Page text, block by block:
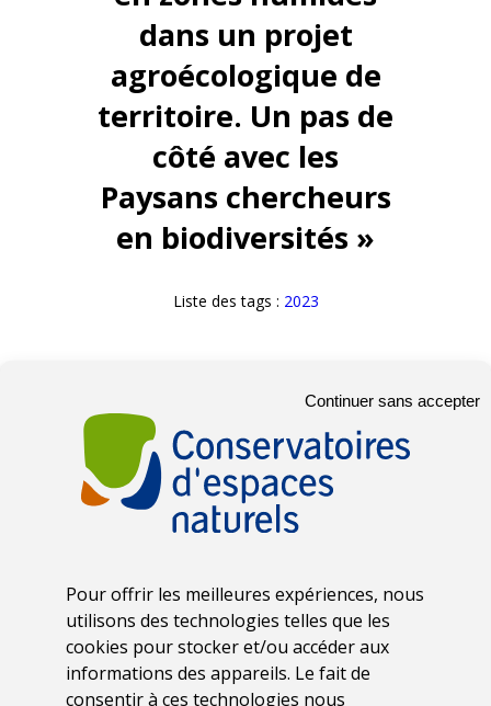
Pour offrir les meilleures expériences, nous
utilisons des technologies telles que les
cookies pour stocker et/ou accéder aux
informations des appareils. Le fait de
consentir à ces technologies nous
Continuer sans accepter
dans un projet
agroécologique de
territoire. Un pas de
côté avec les
Paysans chercheurs
en biodiversités »
Liste des tags : 2023